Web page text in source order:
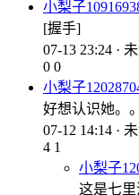
小梨子
[握手]
07-13 23:24 ·
0 0
小梨子
好想认识她。
07-12 14:14 ·
4 1
小梨子
这是七